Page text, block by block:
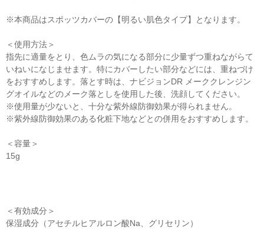
※本商品はスポッツカバーの【明るい肌色タイプ】となります。
＜使用方法＞
指先に適量をとり、色ムラの気になる部分に少量ずつ重ねながらて
いねいになじませます。特にカバーしたい部分などには、重ねづけ
をおすすめします。落とす時は、ナビジョンDR メーククレンジン
グオイルなどのメーク落としを使用した後、洗顔してください。
※使用量が少ないと、十分な紫外線防御効果が得られません。
※紫外線防御効果のある化粧下地などとの併用をおすすめします。
＜容量＞
15g
＜有効成分＞
保湿成分（アセチルヒアルロン酸Na、グリセリン）